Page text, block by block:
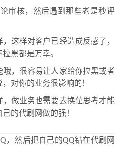
审核，然后遇到那些老是秒评
这样对客户已经造成反感了，
黑都是万幸。
哦，很容易让人家给你拉黑或者
对你的业务很影响的！
做业务也需要去换位思考才能
的代刷网做的强！
，然后把自己的QQ钻在代刷网